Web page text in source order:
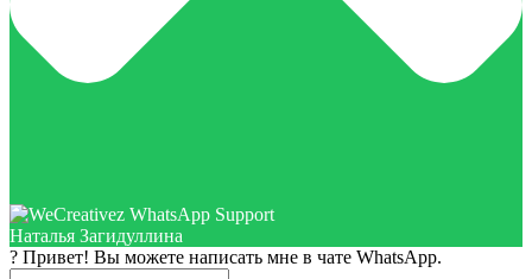
Наталья Загидуллина
? Привет! Вы можете написать мне в чате WhatsApp.